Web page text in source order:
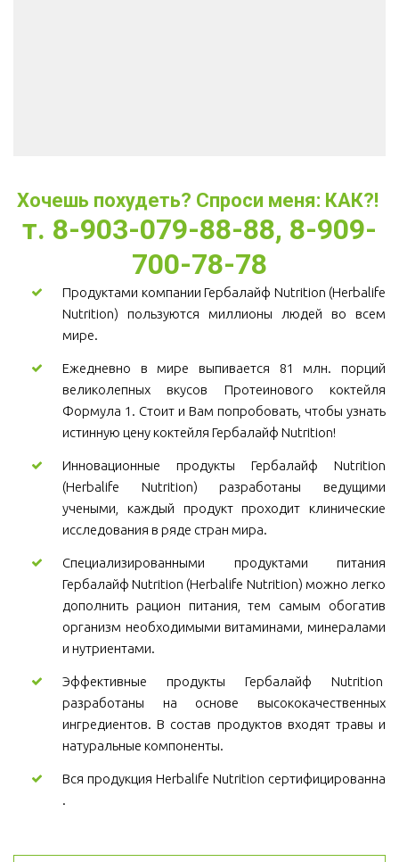
Хочешь похудеть? Спроси меня: КАК?!
т. 8-903-079-88-88, 8-909-
700-78-78
Продуктами компании Гербалайф Nutrition (Herbalife
Nutrition) пользуются миллионы людей во всем
мире.
Ежедневно в мире выпивается 81 млн. порций
великолепных вкусов Протеинового коктейля
Формула 1. Стоит и Вам попробовать, чтобы узнать
истинную цену коктейля Гербалайф Nutrition!
Инновационные продукты Гербалайф Nutrition
(Herbalife Nutrition) разработаны ведущими
учеными, каждый продукт проходит клинические
исследования в ряде стран мира.
Специализированными продуктами питания
Гербалайф Nutrition (Herbalife Nutrition) можно легко
дополнить рацион питания, тем самым обогатив
организм необходимыми витаминами, минералами
и нутриентами.
Эффективные продукты Гербалайф Nutrition
разработаны на основе высококачественных
ингредиентов. В состав продуктов входят травы и
натуральные компоненты.
Вся продукция Herbalife Nutrition сертифицированна
.